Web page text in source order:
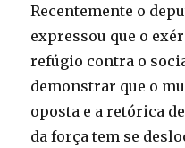
Recentemente o
expressou que o
refúgio contra o
demonstrar que o
oposta e a retórica
da força tem se